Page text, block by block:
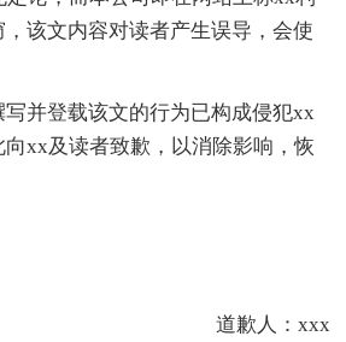
该文内容对读者产生误导，会使
写并登载该文的行为已构成侵犯xx
xx及读者致歉，以消除影响，恢
道歉人：xxx